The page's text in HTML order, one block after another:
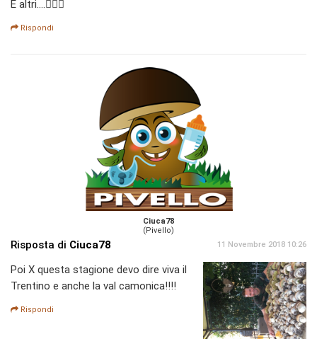
E altri....🙋🏼‍♂️
Rispondi
Ciuca78
(Pivello)
Risposta di Ciuca78 11 Novembre 2018 10:26
Poi X questa stagione devo dire viva il
Trentino e anche la val camonica!!!!
Rispondi